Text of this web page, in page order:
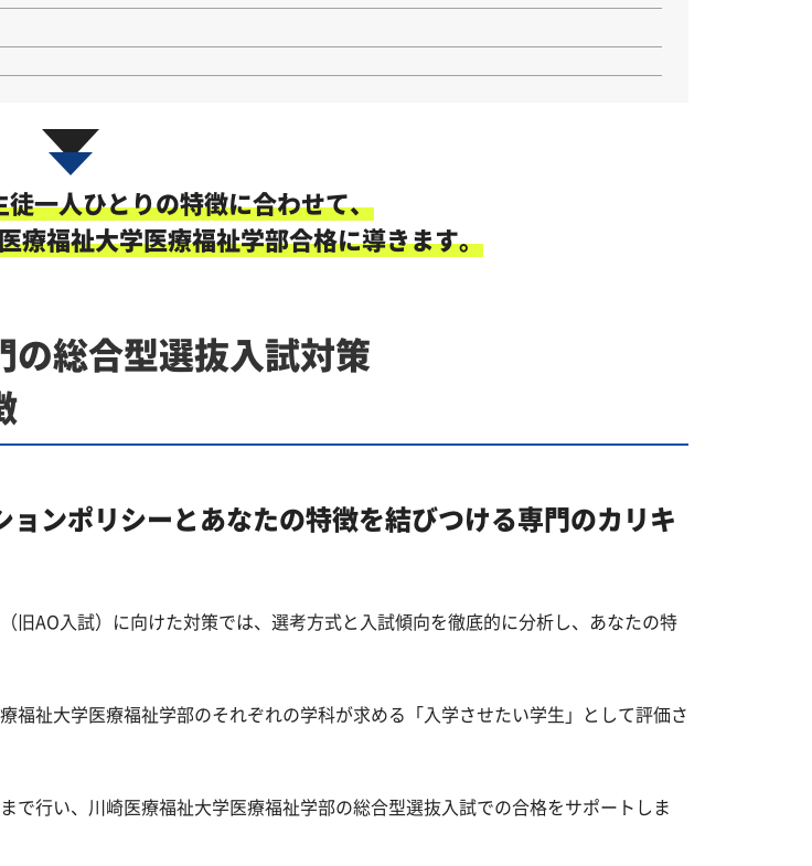
一人ひとりの特徴に合わせて、
療福祉大学医療福祉学部合格に導きます。
総合型選抜入試対策
ンポリシーとあなたの特徴を結びつける専門のカリキ
旧AO入試）に向けた対策では、選考方式と入試傾向を徹底的に分析し、あなたの特
祉大学医療福祉学部のそれぞれの学科が求める「入学させたい学生」として評価さ
行い、川崎医療福祉大学医療福祉学部の総合型選抜入試での合格をサポートしま